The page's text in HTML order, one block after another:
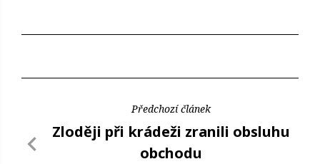
Předchozí článek
Zloději při krádeži zranili obsluhu
obchodu